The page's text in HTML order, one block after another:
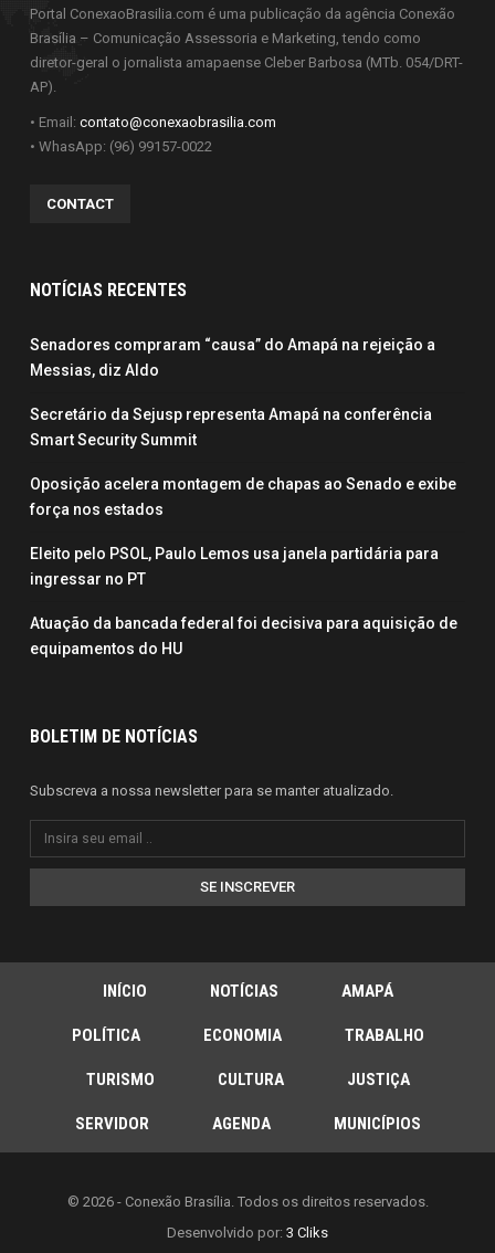
Portal ConexaoBrasilia.com é uma publicação da agência Conexão
Brasília – Comunicação Assessoria e Marketing, tendo como
diretor-geral o jornalista amapaense Cleber Barbosa (MTb. 054/DRT-
AP).
• Email: contato@conexaobrasilia.com
• WhasApp: (96) 99157-0022
CONTACT
NOTÍCIAS RECENTES
Senadores compraram “causa” do Amapá na rejeição a
Messias, diz Aldo
Secretário da Sejusp representa Amapá na conferência
Smart Security Summit
Oposição acelera montagem de chapas ao Senado e exibe
força nos estados
Eleito pelo PSOL, Paulo Lemos usa janela partidária para
ingressar no PT
Atuação da bancada federal foi decisiva para aquisição de
equipamentos do HU
BOLETIM DE NOTÍCIAS
Subscreva a nossa newsletter para se manter atualizado.
SE INSCREVER
INÍCIO NOTÍCIAS AMAPÁ
POLÍTICA ECONOMIA TRABALHO
TURISMO CULTURA JUSTIÇA
SERVIDOR AGENDA MUNICÍPIOS
© 2026 - Conexão Brasília. Todos os direitos reservados.
Desenvolvido por: 3 Cliks